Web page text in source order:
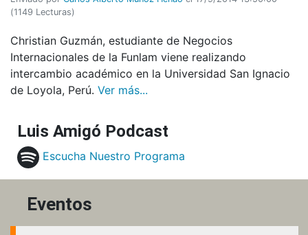
(1149 Lecturas)
Christian Guzmán, estudiante de Negocios
Internacionales de la Funlam viene realizando
intercambio académico en la Universidad San Ignacio
de Loyola, Perú. Ver más...
Luis Amigó Podcast
Escucha Nuestro Programa
Eventos